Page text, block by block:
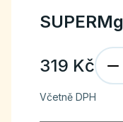
SUPERMg
319 Kč
Včetně DPH